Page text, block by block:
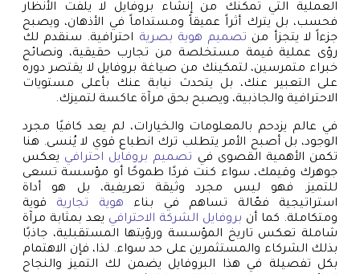
العملية التي تمكنك من إنشاء بروفايل لا يلفت الأنظار
فحسب، بل يترك أثراً عميقاً ومستداماً في الأذهان، ويصبح
جزءاً لا يتجزأ من تصميم هوية بصرية احترافية. سنقدم لك
رؤى عملية قيمة مستخلصة من تجارب حقيقية، ونصائح
خبراء متمرسين، لتمكينك من صياغة بروفايل لا يقتصر دوره
على التعبير عنك، بل يتحدث نيابة عنك بأعلى مستويات
الاحترافية والجاذبية، ويصبح بحق مرآة عاكسة لتميزك.
في عالم يزدحم بالمعلومات والخيارات، لم يعد كافيًا مجرد
الوجود، بل أصبح الأمر يتطلب ترك انطباع قوي لا يُنسى. هنا
تكمن الأهمية القصوى في تصميم بروفايل احترافي يعكس
جوهرك وقيمك، سواء كنت فردًا طموحًا أو مؤسسة تسعى
للتميز. فهو ليس مجرد وثيقة تعريفية، بل هو أداة
استراتيجية فعّالة تساهم في بناء هوية تجارية قوية
ومتكاملة. كما أن بروفايل الشركة الاحترافي يعد بمثابة مرآة
شاملة تعكس تاريخ المؤسسة ورؤيتها المستقبلية، جاذبًا
بذلك الشركاء والمستثمرين على حد سواء. لذا، فإن الاهتمام
بكل تفصيلة في هذا البروفايل يضمن لك التميز والنجاح